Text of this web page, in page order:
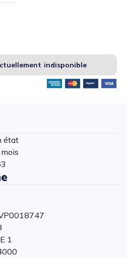
indisponible
état
1